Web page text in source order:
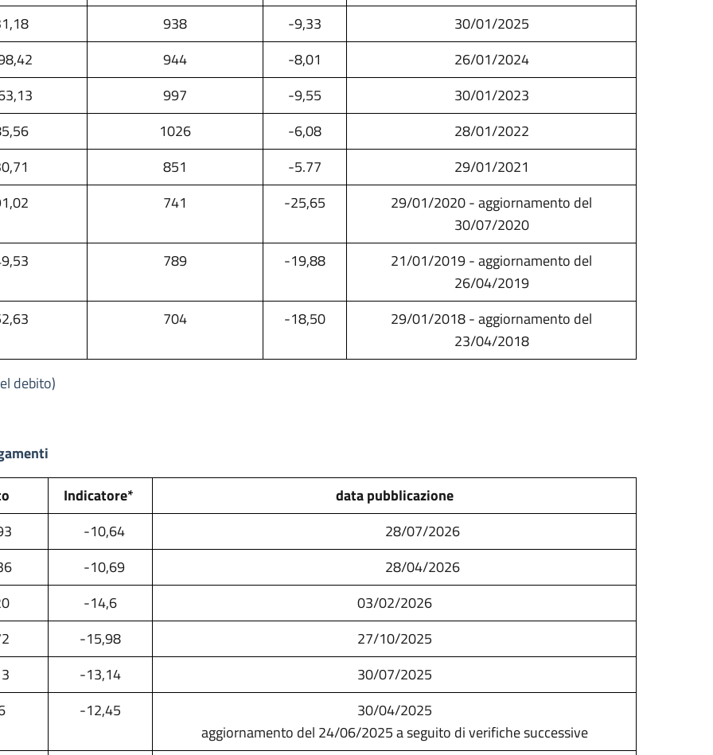
938 -9,33
30/01/2025
944 -8,01
26/01/2024
997 -9,55
30/01/2023
1026 -6,08
28/01/2022
851 -5.77
29/01/2021
741 -25,65
29/01/2020 - aggiornamento del
30/07/2020
789 -19,88
21/01/2019 - aggiornamento del
26/04/2019
704 -18,50
29/01/2018 - aggiornamento del
23/04/2018
debito)
Indicatore*
data pubblicazione
-10,64
28/07/2026
-10,69
28/04/2026
-14,6
03/02/2026
-15,98
27/10/2025
-13,14
30/07/2025
-12,45
30/04/2025
aggiornamento del 24/06/2025 a seguito di verifiche successive